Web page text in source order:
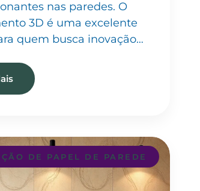
3D é uma excelente
quem busca inovação…
DE PAPEL DE PAREDE